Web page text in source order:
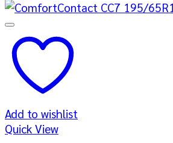
Add to wishlist
Quick View